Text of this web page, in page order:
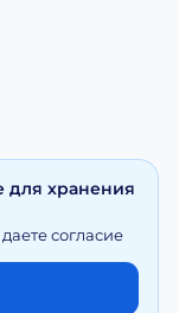
на moy-
разрешения
для хранения
согласие